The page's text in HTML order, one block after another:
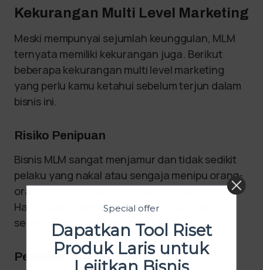
Kekurangan Multi Level Marketing
Meski mempunyai sejumlah keunggulan, MLM
ternyata memiliki kekurangan juga. Berikut
beberapa kekurangan multi level marketing
yang perlu kamu ketahui sebelum terjun dalam
bisnis ini.
Risiko Penipuan
Bisnis MLM sangat menjamur dan tidak sedikit
pelaku yang nakal atau sengaja menipu orang-
orang yang bergabung dalam skema bisnis ini.
Hal tersebut membuat kita perlu waspada
sebelum menjalankan bisnis MLM.
Pendapatan Terkadang Rendah
Special offer
Dapatkan Tool Riset
Produk Laris untuk